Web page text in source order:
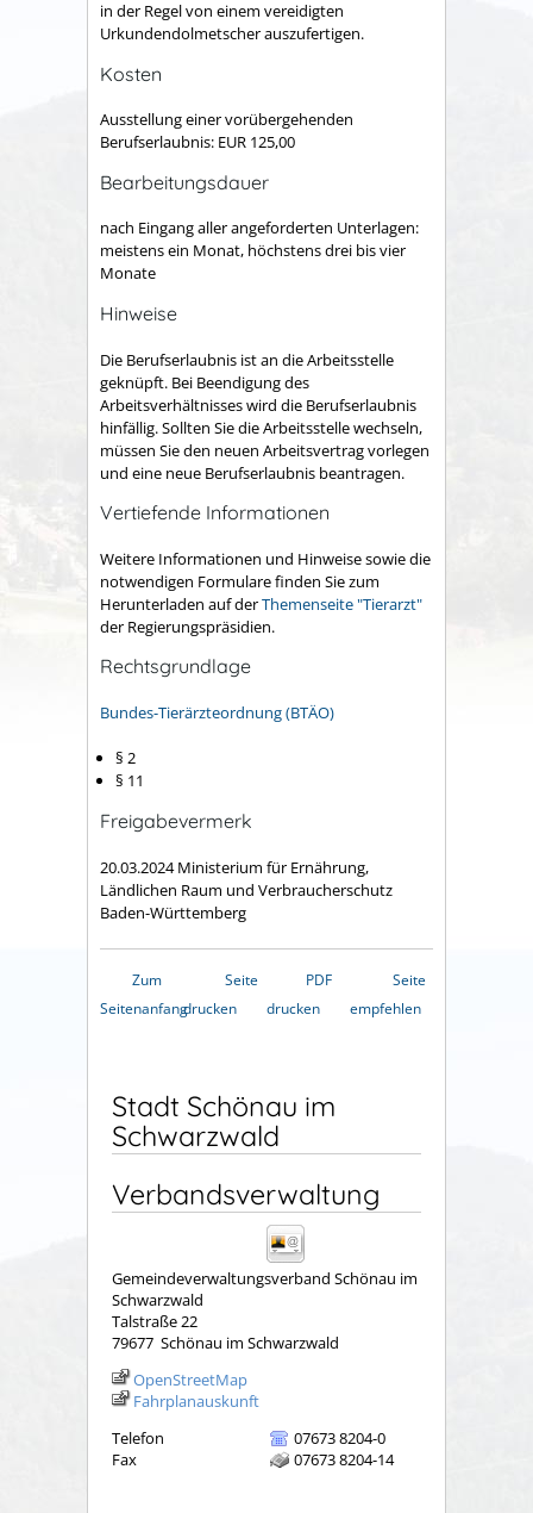
in der Regel von einem vereidigten
Urkundendolmetscher auszufertigen.
Kosten
Ausstellung einer vorübergehenden
Berufserlaubnis: EUR 125,00
Bearbeitungsdauer
nach Eingang aller angeforderten Unterlagen:
meistens ein Monat, höchstens drei bis vier
Monate
Hinweise
Die Berufserlaubnis ist an die Arbeitsstelle
geknüpft. Bei Beendigung des
Arbeitsverhältnisses wird die Berufserlaubnis
hinfällig. Sollten Sie die Arbeitsstelle wechseln,
müssen Sie den neuen Arbeitsvertrag vorlegen
und eine neue Berufserlaubnis beantragen.
Vertiefende Informationen
Weitere Informationen und Hinweise sowie die
notwendigen Formulare finden Sie zum
Herunterladen auf derThemenseite "Tierarzt"
der Regierungspräsidien.
Rechtsgrundlage
Bundes-Tierärzteordnung (BTÄO)
§ 2
§ 11
Freigabevermerk
20.03.2024 Ministerium für Ernährung,
Ländlichen Raum und Verbraucherschutz
Baden-Württemberg
Zum
Seitenanfang
Seite
drucken
PDF
drucken
Seite
empfehlen
Stadt Schönau im
Schwarzwald
Verbandsverwaltung
Gemeindeverwaltungsverband Schönau im
Schwarzwald
Talstraße 22
79677 Schönau im Schwarzwald
OpenStreetMap
Fahrplanauskunft
Telefon
07673 8204-0
Fax
07673 8204-14